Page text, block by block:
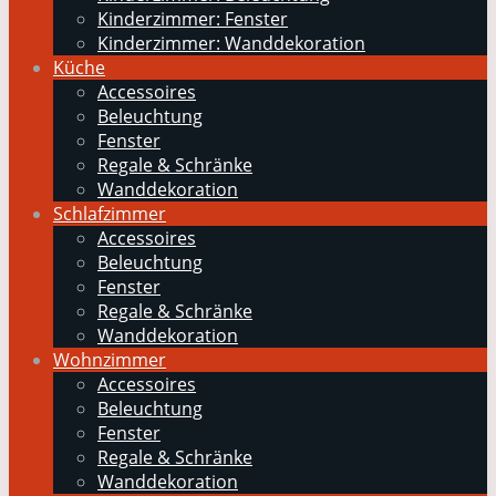
Kinderzimmer: Fenster
Kinderzimmer: Wanddekoration
Küche
Accessoires
Beleuchtung
Fenster
Regale & Schränke
Wanddekoration
Schlafzimmer
Accessoires
Beleuchtung
Fenster
Regale & Schränke
Wanddekoration
Wohnzimmer
Accessoires
Beleuchtung
Fenster
Regale & Schränke
Wanddekoration